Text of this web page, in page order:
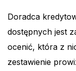
Doradca
dostępnych jest
ocenić, która z
zestawienie